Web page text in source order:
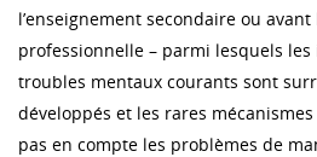
l’enseignement secondaire ou
professionnelle – parmi lesquels
troubles mentaux courants sont
développés et les rares
pas en compte les problèmes de